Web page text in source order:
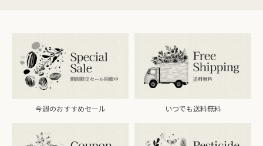
今週のおすすめセール いつでも送料無料